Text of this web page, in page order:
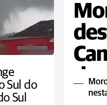
Sul do
Sul